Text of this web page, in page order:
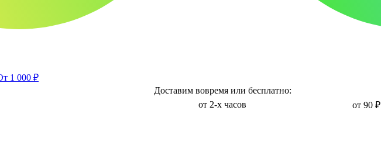
1 000 ₽
Доставим вовремя или бесплатно:
от 2-х часов от 90 ₽